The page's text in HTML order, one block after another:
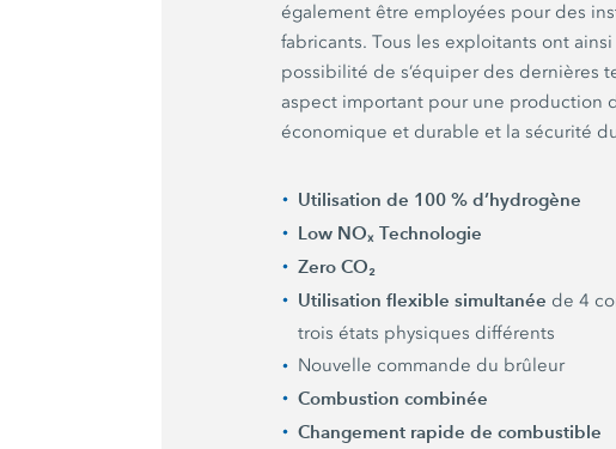
également être employées pour des
fabricants. Tous les exploitants ont
possibilité de s’équiper des dernières
aspect important pour une production
économique et durable et la sécurité
Utilisation de 100 % d’hydrogène
Low NOₓ Technologie
Zero CO₂
Utilisation flexible simultanée de 4
trois états physiques différents
Nouvelle commande du brûleur
Combustion combinée
Changement rapide de combustible